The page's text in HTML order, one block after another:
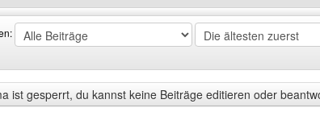
ist gesperrt, du kannst keine Beiträge editieren oder